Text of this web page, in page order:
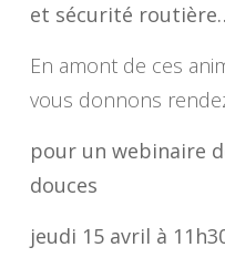
et sécurité
En amont de ces
vous donnons
pour un webinaire
douces
jeudi 15 avril à